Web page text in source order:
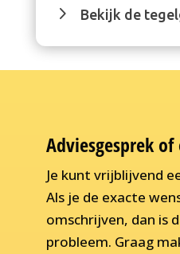
Bekijk de
Adviesgesprek
Je kunt vrijblijvend
Als je de exacte
omschrijven, dan is
probleem. Graag